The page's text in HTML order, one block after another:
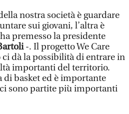
nostra società è guardare
sui giovani, l’altra è
premesso la presidente
-. Il progetto We Care
dà la possibilità di entrare in
importanti del territorio.
di basket ed è importante
sono partite più importanti